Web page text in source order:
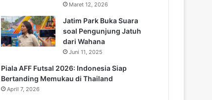
Maret 12, 2026
Jatim Park Buka Suara
soal Pengunjung Jatuh
dari Wahana
Juni 11, 2025
Piala AFF Futsal 2026: Indonesia Siap
Bertanding Memukau di Thailand
April 7, 2026